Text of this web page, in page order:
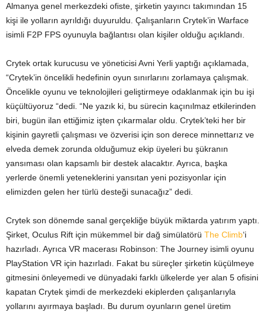
Almanya genel merkezdeki ofiste, şirketin yayıncı takımından 15
kişi ile yolların ayrıldığı duyuruldu. Çalışanların Crytek’in Warface
isimli F2P FPS oyunuyla bağlantısı olan kişiler olduğu açıklandı.
Crytek ortak kurucusu ve yöneticisi Avni Yerli yaptığı açıklamada,
“Crytek’in öncelikli hedefinin oyun sınırlarını zorlamaya çalışmak.
Öncelikle oyunu ve teknolojileri geliştirmeye odaklanmak için bu işi
küçültüyoruz “dedi. “Ne yazık ki, bu sürecin kaçınılmaz etkilerinden
biri, bugün ilan ettiğimiz işten çıkarmalar oldu. Crytek’teki her bir
kişinin gayretli çalışması ve özverisi için son derece minnettarız ve
elveda demek zorunda olduğumuz ekip üyeleri bu şükranın
yansıması olan kapsamlı bir destek alacaktır. Ayrıca, başka
yerlerde önemli yeteneklerini yansıtan yeni pozisyonlar için
elimizden gelen her türlü desteği sunacağız” dedi.
Crytek son dönemde sanal gerçekliğe büyük miktarda yatırım yaptı.
Şirket, Oculus Rift için mükemmel bir dağ simülatörü The Climb‘i
hazırladı. Ayrıca VR macerası Robinson: The Journey isimli oyunu
PlayStation VR için hazırladı. Fakat bu süreçler şirketin küçülmeye
gitmesini önleyemedi ve dünyadaki farklı ülkelerde yer alan 5 ofisini
kapatan Crytek şimdi de merkezdeki ekiplerden çalışanlarıyla
yollarını ayırmaya başladı. Bu durum oyunların genel üretim